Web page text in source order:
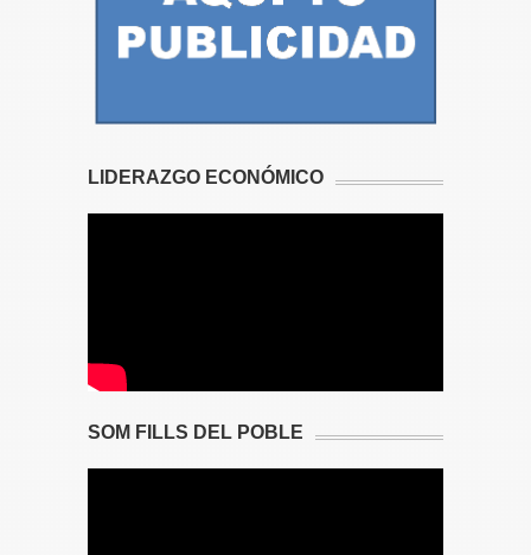
LIDERAZGO ECONÓMICO
SOM FILLS DEL POBLE